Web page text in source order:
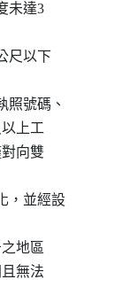
未達3
尺以下
照號碼、
以上工
對向雙
，並經設
地區
且無法